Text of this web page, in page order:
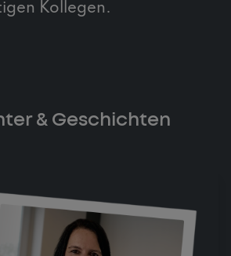
Kollegen.
& Geschichten